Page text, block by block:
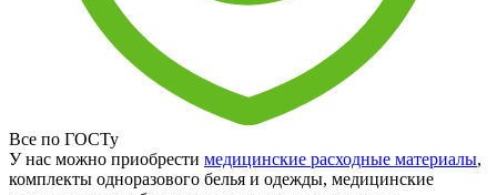
Все по ГОСТу
У нас можно приобрести медицинские расходные материалы,
комплекты одноразового белья и одежды, медицинские